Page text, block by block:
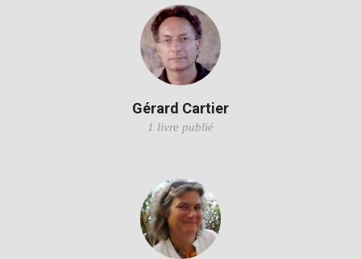
Gérard Cartier
1 livre publié